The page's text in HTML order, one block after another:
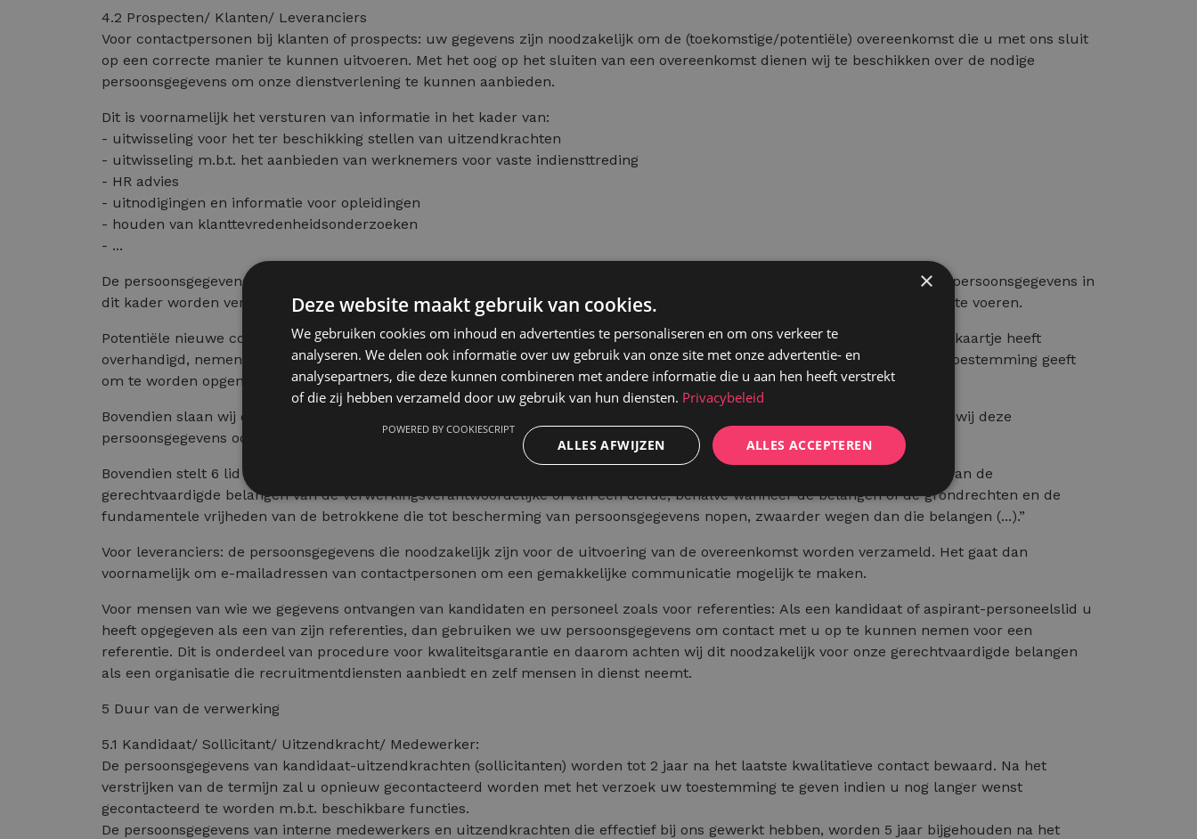
4.2 Prospecten/ Klanten/ Leveranciers
Voor contactpersonen bij klanten of prospects: uw gegevens zijn noodzakelijk om de (toekomstige/potentiële) overeenkomst die u met ons sluit
op een correcte manier te kunnen uitvoeren. Met het oog op het sluiten van een overeenkomst dienen wij te beschikken over de nodige
persoonsgegevens om onze dienstverlening te kunnen aanbieden.
Dit is voornamelijk het versturen van informatie in het kader van:
- uitwisseling voor het ter beschikking stellen van uitzendkrachten
- uitwisseling m.b.t. het aanbieden van werknemers voor vaste indiensttreding
- HR advies
- uitnodigingen en informatie voor opleidingen
- houden van klanttevredenheidsonderzoeken
- ...
De persoonsgegevens die worden verzameld worden administratief en boekhoudkundig verwerkt. Indien u niet wilt dat uw persoonsgegevens in
dit kader worden verwerkt, is het niet mogelijk om de dienstverlening waarvoor u contractueel met ons verbonden bent uit te voeren.
Potentiële nieuwe contacten door het overhandigen van het visitekaartje: indien u ons op de een of andere manier een visitekaartje heeft
overhandigd, nemen wij u op in onze database. Wij gaan er hier van uit dat u door de overhandiging ook uw uitdrukkelijke toestemming geeft
om te worden opgenomen in onze database.
Bovendien slaan wij ook de publiek toegankelijke gegevens die wij over u vinden op in onze database. Wij gaan ervan uit dat wij deze
persoonsgegevens ook mogen bewaren vermits u deze publiek toegankelijk hebt gemaakt.
Bovendien stelt 6 lid 1 f AVG het dat we uw gegevens kunnen verwerken wanneer het "noodzakelijk [is] voor de behartiging van de
gerechtvaardigde belangen van de verwerkingsverantwoordelijke of van een derde, behalve wanneer de belangen of de grondrechten en de
fundamentele vrijheden van de betrokkene die tot bescherming van persoonsgegevens nopen, zwaarder wegen dan die belangen (...).”
Voor leveranciers: de persoonsgegevens die noodzakelijk zijn voor de uitvoering van de overeenkomst worden verzameld. Het gaat dan
voornamelijk om e-mailadressen van contactpersonen om een gemakkelijke communicatie mogelijk te maken.
Voor mensen van wie we gegevens ontvangen van kandidaten en personeel zoals voor referenties: Als een kandidaat of aspirant-personeelslid u
heeft opgegeven als een van zijn referenties, dan gebruiken we uw persoonsgegevens om contact met u op te kunnen nemen voor een
referentie. Dit is onderdeel van procedure voor kwaliteitsgarantie en daarom achten wij dit noodzakelijk voor onze gerechtvaardigde belangen
als een organisatie die recruitmentdiensten aanbiedt en zelf mensen in dienst neemt.
5 Duur van de verwerking
5.1 Kandidaat/ Sollicitant/ Uitzendkracht/ Medewerker:
De persoonsgegevens van kandidaat-uitzendkrachten (sollicitanten) worden tot 2 jaar na het laatste kwalitatieve contact bewaard. Na het
verstrijken van de termijn zal u opnieuw gecontacteerd worden met het verzoek uw toestemming te geven indien u nog langer wenst
gecontacteerd te worden m.b.t. beschikbare functies.
De persoonsgegevens van interne medewerkers en uitzendkrachten die effectief bij ons gewerkt hebben, worden 5 jaar bijgehouden na het
×
Deze website maakt gebruik van cookies.
We gebruiken cookies om inhoud en advertenties te personaliseren en om ons verkeer te
analyseren. We delen ook informatie over uw gebruik van onze site met onze advertentie- en
analysepartners, die deze kunnen combineren met andere informatie die u aan hen heeft verstrekt
of die zij hebben verzameld door uw gebruik van hun diensten. Privacybeleid
ALLES ACCEPTEREN
ALLES AFWIJZEN
POWERED BY COOKIESCRIPT